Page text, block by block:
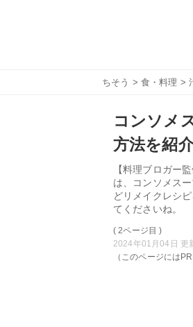
ちそう > 食・料理 >
コンソメ
方法を紹介
【料理ブロガー
は、コンソメス
どリメイクレシ
てくださいね。
( 2ページ目 )
2024年01月04日 更
（このページには